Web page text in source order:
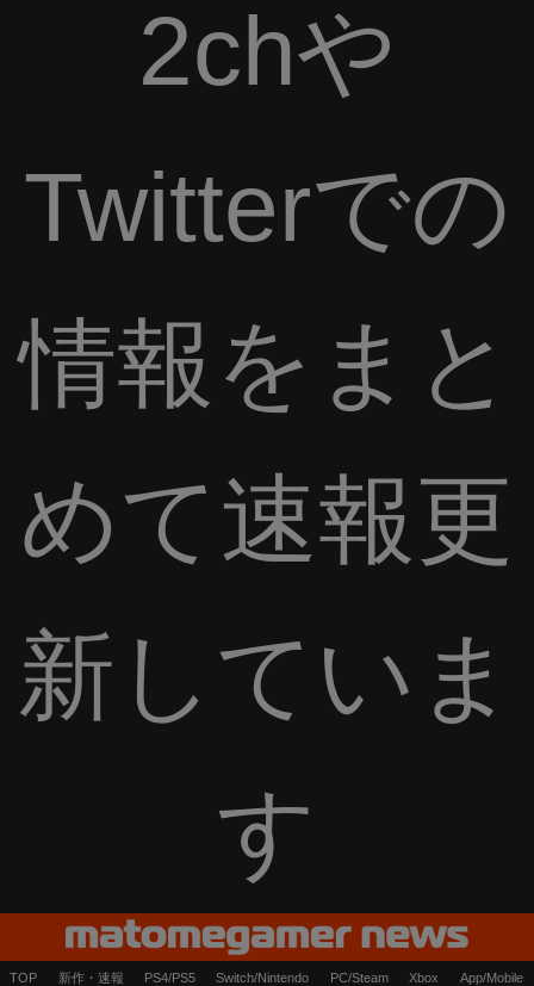
2chや
Twitterでの
情報をまと
めて速報更
新していま
す
TOP 新作・速報 PS4/PS5 Switch/Nintendo PC/Steam Xbox App/Mobile